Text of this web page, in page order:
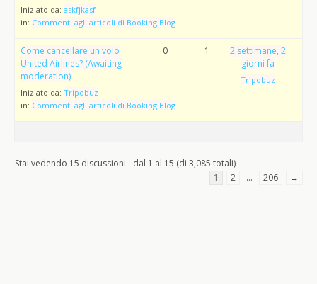
Iniziato da: askfjkasf
in: Commenti agli articoli di Booking Blog
Come cancellare un volo
United Airlines? (Awaiting
moderation)
Iniziato da: Tripobuz
in: Commenti agli articoli di Booking Blog
0 1
2 settimane, 2
giorni fa
Tripobuz
Stai vedendo 15 discussioni - dal 1 al 15 (di 3,085 totali)
1
2 … 206 →